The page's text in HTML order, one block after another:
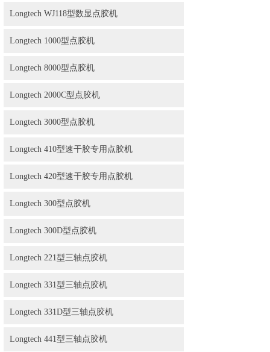
Longtech WJ118型数显点胶机
Longtech 1000型点胶机
Longtech 8000型点胶机
Longtech 2000C型点胶机
Longtech 3000型点胶机
Longtech 410型速干胶专用点胶机
Longtech 420型速干胶专用点胶机
Longtech 300型点胶机
Longtech 300D型点胶机
Longtech 221型三轴点胶机
Longtech 331型三轴点胶机
Longtech 331D型三轴点胶机
Longtech 441型三轴点胶机